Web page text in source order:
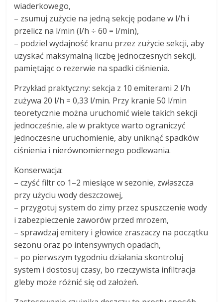
wiaderkowego,
– zsumuj zużycie na jedną sekcję podane w l/h i
przelicz na l/min (l/h ÷ 60 = l/min),
– podziel wydajność kranu przez zużycie sekcji, aby
uzyskać maksymalną liczbę jednoczesnych sekcji,
pamiętając o rezerwie na spadki ciśnienia.
Przykład praktyczny: sekcja z 10 emiterami 2 l/h
zużywa 20 l/h = 0,33 l/min. Przy kranie 50 l/min
teoretycznie można uruchomić wiele takich sekcji
jednocześnie, ale w praktyce warto ograniczyć
jednoczesne uruchomienie, aby uniknąć spadków
ciśnienia i nierównomiernego podlewania.
Konserwacja:
– czyść filtr co 1–2 miesiące w sezonie, zwłaszcza
przy użyciu wody deszczowej,
– przygotuj system do zimy przez spuszczenie wody
i zabezpieczenie zaworów przed mrozem,
– sprawdzaj emitery i głowice zraszaczy na początku
sezonu oraz po intensywnych opadach,
– po pierwszym tygodniu działania skontroluj
system i dostosuj czasy, bo rzeczywista infiltracja
gleby może różnić się od założeń.